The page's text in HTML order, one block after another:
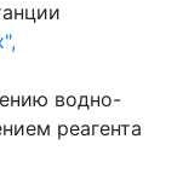
водно-
реагента